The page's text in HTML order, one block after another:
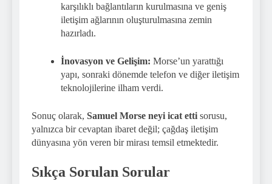
karşılıklı bağlantıların kurulmasına ve geniş
iletişim ağlarının oluşturulmasına zemin
hazırladı.
İnovasyon ve Gelişim: Morse’un yarattığı
yapı, sonraki dönemde telefon ve diğer iletişim
teknolojilerine ilham verdi.
Sonuç olarak, Samuel Morse neyi icat etti sorusu,
yalnızca bir cevaptan ibaret değil; çağdaş iletişim
dünyasına yön veren bir mirası temsil etmektedir.
Sıkça Sorulan Sorular